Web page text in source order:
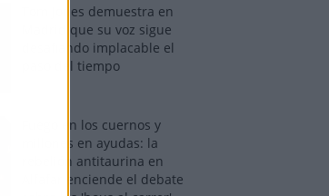
Tom Jones demuestra en
Madrid que su voz sigue
desafiando implacable el
paso del tiempo
Fuego en los cuernos y
millones en ayudas: la
rebelión antitaurina en
Alfafar enciende el debate